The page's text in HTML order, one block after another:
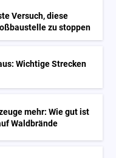
Versuch, diese
zu stoppen
Wichtige Strecken
mehr: Wie gut ist
Waldbrände